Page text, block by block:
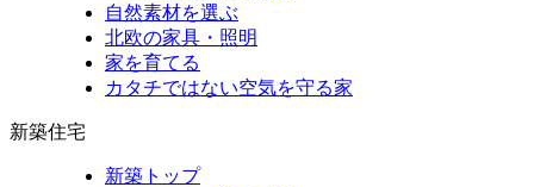
自然素材を選ぶ
北欧の家具・照明
家を育てる
カタチではない空気を守る家
新築住宅
新築トップ